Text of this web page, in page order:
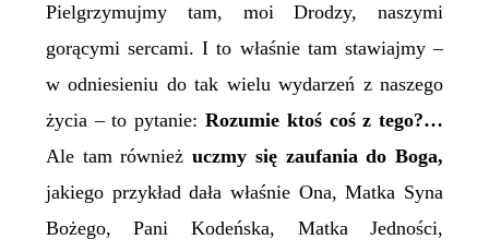
Pielgrzymujmy tam, moi Drodzy, naszymi
gorącymi sercami. I to właśnie tam stawiajmy –
w odniesieniu do tak wielu wydarzeń z naszego
życia – to pytanie: Rozumie ktoś coś z tego?…
Ale tam równieżuczmy się zaufania do Boga,
jakiego przykład dała właśnie Ona, Matka Syna
Bożego, Pani Kodeńska, Matka Jedności,